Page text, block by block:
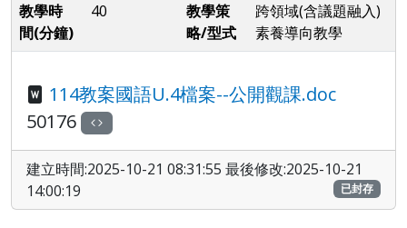
教學時
間(分鐘)
40
教學策
略/型式
跨領域(含議題融入)
素養導向教學
114教案國語U.4檔案--公開觀課.doc
50176
建立時間:2025-10-21 08:31:55 最後修改:2025-10-21
14:00:19
已封存